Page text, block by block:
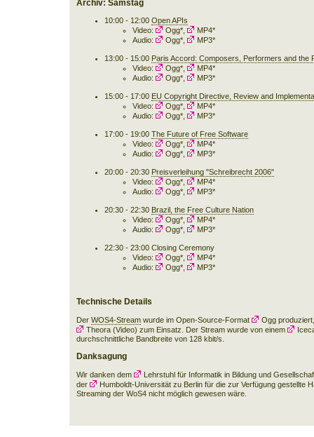
Archiv: Samstag
10:00 - 12:00 Open APIs
Video:
Ogg*,
MP4*
Audio:
Ogg*, MP3*
13:00 - 15:00 Paris Accord: Composers, Performers and the
Video:
Ogg*,
MP4*
Audio:
Ogg*, MP3*
15:00 - 17:00 EU Copyright Directive, Review and
Video:
Ogg*,
MP4*
Audio:
Ogg*, MP3*
17:00 - 19:00 The Future of Free Software
Video:
Ogg*,
MP4*
Audio:
Ogg*, MP3*
20:00 - 20:30 Preisverleihung "Schreibrecht 2006"
Video:
Ogg*,
MP4*
Audio:
Ogg*, MP3*
20:30 - 22:30 Brazil, the Free Culture Nation
Video:
Ogg*,
MP4*
Audio:
Ogg*, MP3*
22:30 - 23:00 Closing Ceremony
Video:
Ogg*,
MP4*
Audio:
Ogg*, MP3*
Technische Details
Der WOS4-Streamwurde im Open-Source-Format Ogg
Theora(Video) zum Einsatz. Der Stream wurde von einem
durchschnittliche Bandbreite von 128 kbit/s.
Danksagung
Wir danken dem
Lehrstuhl für Informatik in Bildung und
der
Humboldt-Universität zu Berlinfür die zur Verfügung gestellte
Streaming der WoS4 nicht möglich gewesen wäre.